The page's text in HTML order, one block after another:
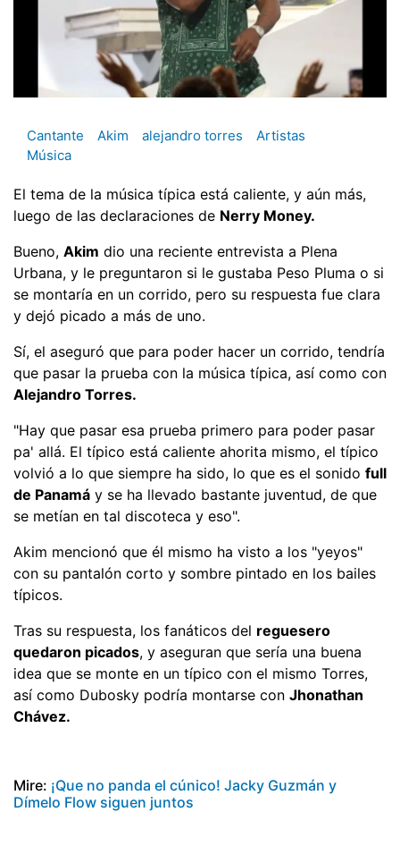
Cantante Akim alejandro torres
Artistas
Música
El tema de la música típica está caliente, y aún más,
luego de las declaraciones de Nerry Money.
Bueno, Akim dio una reciente entrevista a Plena
Urbana, y le preguntaron si le gustaba Peso Pluma o si
se montaría en un corrido, pero su respuesta fue clara
y dejó picado a más de uno.
Sí, el aseguró que para poder hacer un corrido, tendría
que pasar la prueba con la música típica, así como con
Alejandro Torres.
"Hay que pasar esa prueba primero para poder pasar
pa' allá. El típico está caliente ahorita mismo, el típico
volvió a lo que siempre ha sido, lo que es el sonido full
de Panamá y se ha llevado bastante juventud, de que
se metían en tal discoteca y eso".
Akim mencionó que él mismo ha visto a los "yeyos"
con su pantalón corto y sombre pintado en los bailes
típicos.
Tras su respuesta, los fanáticos del reguesero
quedaron picados, y aseguran que sería una buena
idea que se monte en un típico con el mismo Torres,
así como Dubosky podría montarse con Jhonathan
Chávez.
Mire: ¡Que no panda el cúnico! Jacky Guzmán y
Dímelo Flow siguen juntos